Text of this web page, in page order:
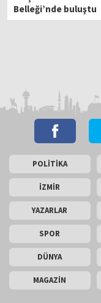
Belleği’nde buluştu
POLİTİKA
İZMİR
YAZARLAR
SPOR
DÜNYA
MAGAZİN